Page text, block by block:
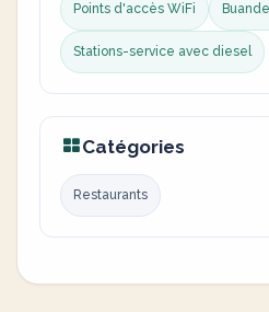
Points d'accès WiFi
Stations-service avec diesel
Catégories
Restaurants